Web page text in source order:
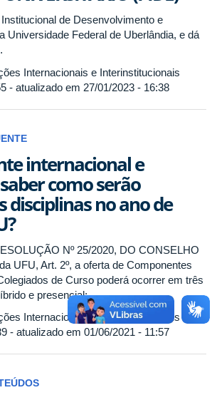
de Desenvolvimento e
Universidade Federal de Uberlândia, e dá
Internacionais e Interinstitucionais
- atualizado em 27/01/2023 - 16:38
internacional e
como serão
disciplinas no ano de
Nº 25/2020, DO CONSELHO
UFU, Art. 2º, a oferta de Componentes
de Curso poderá ocorrer em três
e presencial:
Internacionais e Interinstitucionais
- atualizado em 01/06/2021 - 11:57